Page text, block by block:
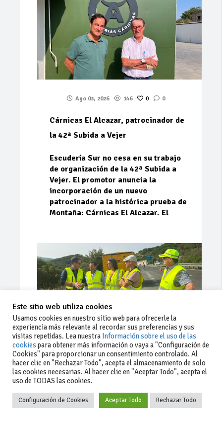
Ago 03, 2026 146 0 0
Cárnicas El Alcazar, patrocinador de
la 42ª Subida a Vejer
Escudería Sur no cesa en su trabajo
de organización de la 42ª Subida a
Vejer. El promotor anuncia la
incorporación de un nuevo
patrocinador a la histórica prueba de
Montaña: Cárnicas El Alcazar. El
Ago 03, 2026 78 0 0
La Junta implementa mejoras en la
A381 por Los Barrios
Este sitio web utiliza cookies
Usamos cookies en nuestro sitio web para ofrecerle la
experiencia más relevante al recordar sus preferencias y sus
visitas repetidas. Lea nuestra Información sobre el uso de las
cookies para obtener más información o vaya a "Configuración de
Cookies" para proporcionar un consentimiento controlado. Al
hacer clic en "Rechazar Todo", acepta el almacenamiento de solo
las cookies necesarias. Al hacer clic en "Aceptar Todo", acepta el
uso de TODAS las cookies.
Configuración de Cookies Aceptar Todo Rechazar Todo